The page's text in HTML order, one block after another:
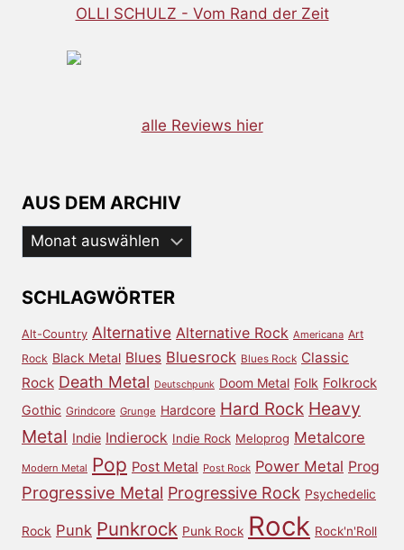
OLLI SCHULZ - Vom Rand der Zeit
alle Reviews hier
AUS DEM ARCHIV
Aus
dem
SCHLAGWÖRTER
Alt-Country Alternative Alternative Rock Americana Art
Rock Black Metal Blues Bluesrock Blues Rock Classic
Rock Death Metal Deutschpunk Doom Metal Folk Folkrock
Gothic Grindcore Grunge Hardcore Hard Rock Heavy
Metal Indie Indierock Indie Rock Meloprog Metalcore
Modern Metal Pop Post Metal Post Rock Power Metal Prog
Progressive Metal Progressive Rock Psychedelic
Rock Punk Punkrock Punk Rock Rock Rock'n'Roll